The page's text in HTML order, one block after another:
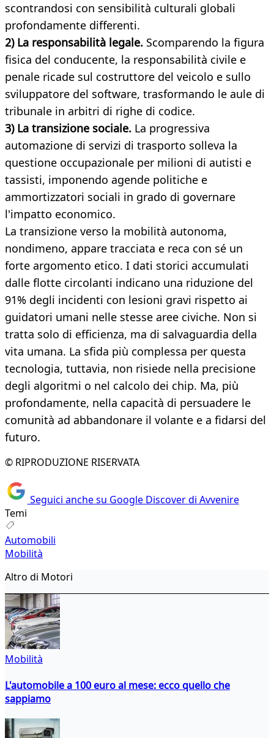
scontrandosi con sensibilità culturali globali
profondamente differenti.
2) La responsabilità legale. Scomparendo la figura
fisica del conducente, la responsabilità civile e
penale ricade sul costruttore del veicolo e sullo
sviluppatore del software, trasformando le aule di
tribunale in arbitri di righe di codice.
3) La transizione sociale. La progressiva
automazione di servizi di trasporto solleva la
questione occupazionale per milioni di autisti e
tassisti, imponendo agende politiche e
ammortizzatori sociali in grado di governare
l'impatto economico.
La transizione verso la mobilità autonoma,
nondimeno, appare tracciata e reca con sé un
forte argomento etico. I dati storici accumulati
dalle flotte circolanti indicano una riduzione del
91% degli incidenti con lesioni gravi rispetto ai
guidatori umani nelle stesse aree civiche. Non si
tratta solo di efficienza, ma di salvaguardia della
vita umana. La sfida più complessa per questa
tecnologia, tuttavia, non risiede nella precisione
degli algoritmi o nel calcolo dei chip. Ma, più
profondamente, nella capacità di persuadere le
comunità ad abbandonare il volante e a fidarsi del
futuro.
© RIPRODUZIONE RISERVATA
Seguici anche su Google Discover di Avvenire
Temi
Automobili
Mobilità
Altro di Motori
Mobilità
L'automobile a 100 euro al mese: ecco quello che
sappiamo